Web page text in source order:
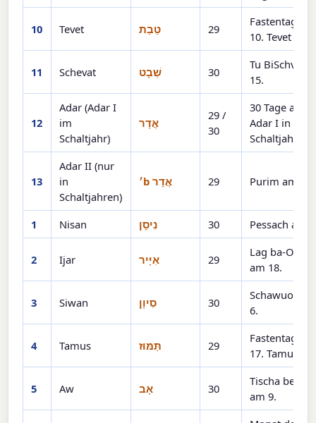
10 Tevet טֵבֵת 29
Fastentag am
10. Tevet
11 Schevat שְׁבָט 30
Tu BiSchvat
15.
12
Adar (Adar I
im
Schaltjahr)
אֲדָר
29 /
30
30 Tage als
Adar I in
Schaltjahr
13
Adar II (nur
in
Schaltjahren)
אֲדָר b׳ 29 Purim am 14.
1 Nisan נִיסָן 30 Pessach am
2 Ijar אִיָּיר 29
Lag ba-Omer
am 18.
3 Siwan סִיוָן 30
Schawuot am
6.
4 Tamus תַּמּוּז 29
Fastentag am
17. Tamus
5 Aw אָב 30
Tischa be-Aw
am 9.